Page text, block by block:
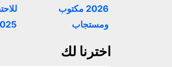
2026 مكتوب
ومستجاب
اخترنا لك